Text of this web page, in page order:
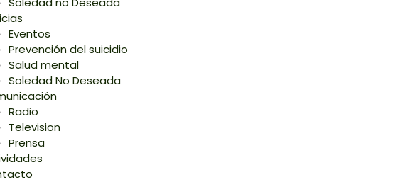
Eventos
Prevención del suicidio
Salud mental
Soledad No Deseada
Radio
Television
Prensa